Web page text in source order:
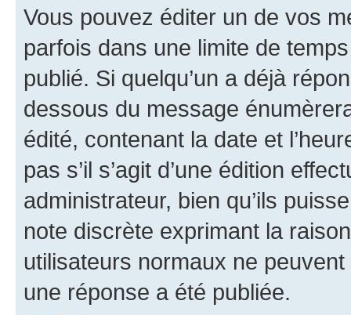
Vous pouvez éditer un de vos
parfois dans une limite de
publié. Si quelqu’un a déjà
dessous du message
édité, contenant la date et
pas s’il s’agit d’une édition
administrateur, bien qu’ils
note discrète exprimant la
utilisateurs normaux ne
une réponse a été publiée.